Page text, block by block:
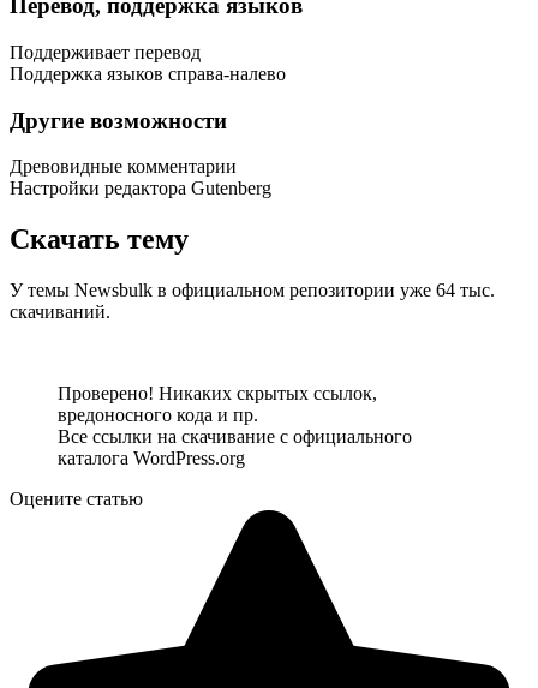
Перевод, поддержка языков
Поддерживает перевод
Поддержка языков справа-налево
Другие возможности
Древовидные комментарии
Настройки редактора Gutenberg
Скачать тему
У темы Newsbulk в официальном репозитории уже 64 тыс.
скачиваний.
Проверено! Никаких скрытых ссылок,
вредоносного кода и пр.
Все ссылки на скачивание с официального
каталога WordPress.org
Оцените статью